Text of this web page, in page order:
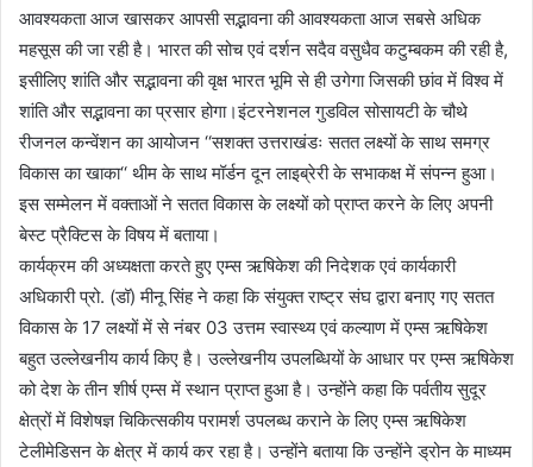
आवश्यकता आज खासकर आपसी सद्भावना की आवश्यकता आज सबसे अधिक
महसूस की जा रही है। भारत की सोच एवं दर्शन सदैव वसुधैव कटुम्बकम की रही है,
इसीलिए शांति और सद्भावना की वृक्ष भारत भूमि से ही उगेगा जिसकी छांव में विश्व में
शांति और सद्भावना का प्रसार होगा।इंटरनेशनल गुडविल सोसायटी के चौथे
रीजनल कन्वेंशन का आयोजन ‘‘सशक्त उत्तराखंडः सतत लक्ष्यों के साथ समग्र
विकास का खाका‘‘ थीम के साथ मॉर्डन दून लाइब्रेरी के सभाकक्ष में संपन्न हुआ।
इस सम्मेलन में वक्ताओं ने सतत विकास के लक्ष्यों को प्राप्त करने के लिए अपनी
बेस्ट प्रैक्टिस के विषय में बताया।
कार्यक्रम की अध्यक्षता करते हुए एम्स ऋषिकेश की निदेशक एवं कार्यकारी
अधिकारी प्रो. (डॉ) मीनू सिंह ने कहा कि संयुक्त राष्ट्र संघ द्वारा बनाए गए सतत
विकास के 17 लक्ष्यों में से नंबर 03 उत्तम स्वास्थ्य एवं कल्याण में एम्स ऋषिकेश
बहुत उल्लेखनीय कार्य किए है। उल्लेखनीय उपलब्धियों के आधार पर एम्स ऋषिकेश
को देश के तीन शीर्ष एम्स में स्थान प्राप्त हुआ है। उन्होंने कहा कि पर्वतीय सुदूर
क्षेत्रों में विशेषज्ञ चिकित्सकीय परामर्श उपलब्ध कराने के लिए एम्स ऋषिकेश
टेलीमेडिसन के क्षेत्र में कार्य कर रहा है। उन्होंने बताया कि उन्होंने ड्रोन के माध्यम